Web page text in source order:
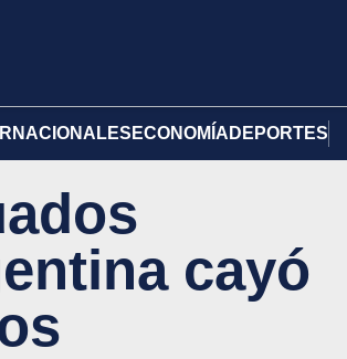
ECONOMÍA DEPORTES
cayó